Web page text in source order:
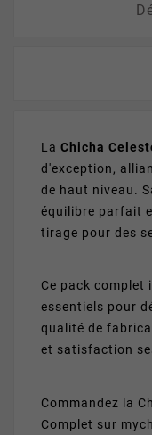
La Chicha
d'exception,
de haut niveau.
équilibre parfait
tirage pour des
Ce pack complet
essentiels pour
qualité de
et satisfaction
Commandez la
Complet sur